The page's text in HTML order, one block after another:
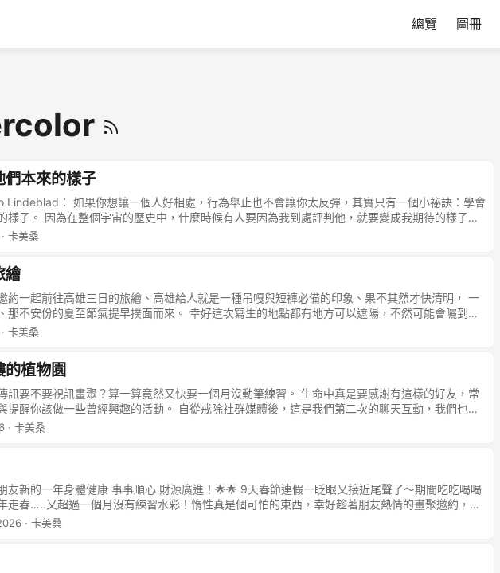
總覽 圖冊
們本來的樣子
Lindeblad： 如果你想讓一個人好相處，行為舉止也不會讓你太反彈，其實只有一個小祕訣：學會
樣子。 因為在整個宇宙的歷史中，什麼時候有人要因為我到處評判他，就要變成我期待的樣子？
這樣做!?實在神奇，簡直是太可愛了。我們認為自己無所不能。「我最清楚每個人應該是什麼樣
Natthiko Lindeblad的書籍"我可能錯了“拾得。 這句話讓我面對生活上人事物時多新增一種思考框
裡也有從商的關係，面對工作或社交時遇到的一些人，我其實很容易可以做表面…雖然不喜歡你
戴上面具並虛偽假裝…即使真的遇到不舒服或是不開心的狀況，我大部分都可以選擇避開…..所以
什麼運用的難度 …但是我內心有一種小聲音：你只是逃避。 是的，我應該真的只是逃避。 但是，
無法逃避的。常常只是看到對方做了某些行為，我的內心就開始一堆小劇場：你應該了解我，你
對你身體不好，你應該這樣子做…你應該怎樣怎樣巴拉巴拉…（族繁不及備載） 然後自己的情緒
我的控制欲。 是我的控制欲要求別人要符合我認為的樣子，如果達不到、那我就會…. 我就會像電
認為的樣子？ 我都忘了，家人們其實也都是各自獨立的個體，只是因為血緣的關係讓我們而有所
所接觸的環境從小就不一樣，當我跟對方說：你應該怎麼做，才會符合我心目中應該有的樣子？
的反省，過去很多對於家人的情緒態度，其實大多數是出自於我的掌控欲… 放 下 控 制。 所以決
即刻做任何情緒上的反應。 試想對方這個行為是為了什麼？取代直覺而來的否定。 以欣賞的角度
該行為的一種優點。 並持續努力學習中… 以上就是我本月同學會的分享。 這是我的「BlogBlog
5 月」的投稿文章。本月主題是「改變人生觀的一句話」，由 Eddie Lv 主持。如果你有自己的
起來參加！ 圖文不符區 為了不想把最近的畫聚再多發一則文章，因此把作品圖放在同一則貼文。
壓縮到900K以下…對於有在控制網路使用流量的朋友們先說一聲抱歉。 主題：正在寫生展示櫥窗
麼都可以創作的能力，而我卻還只是原地踏步….. 如果從前，我根本不會想要去試著描繪這樣的主
題選擇，恰恰點出我的弱點：不會欣賞平凡事物中的美。 看來多多外出寫生才是進步的方法。
· 卡美桑
繪
約一起前往高雄三日的旅繪、高雄給人就是一種吊嘎與短褲必備的印象、果不其然才快清明， 一
那不安份的夏至節氣提早撲面而來。 幸好這次寫生的地點都有地方可以遮陽，不然可能會曬到中
高雄的老師與好友帶著我到處寫生，到處吃，蠻開心的一次旅繪。 充滿回憶感的永富大旅社 雨天
· 卡美桑
的植物園
訊要不要視訊畫聚？算一算竟然又快要一個月沒動筆練習。 生命中真是要感謝有這樣的好友，常
提醒你該做一些曾經興趣的活動。 自從戒除社群媒體後，這是我們第二次的聊天互動，我們也會
況…這是一種與人互動的溫馨感覺。 當不再透過社群媒體只去按對方讚，而是面對面的真實感..這
題是朋友家的樓頂陽台種的超多植物，其實照片裡植物種類豐富而複雜～對少寫生的我實在是一種
試看看。 結構： 採用長型構圖並放棄透視線僅用前大後小的概念營造空間。 明暗： 採用下方三
三分之二亮部做差異，可惜因為明暗層次做的不佳，反而感覺雜亂。 色彩： 色彩以暖綠黃為主，
加上點綴色桔紅色跟高彩度粉藍。 質感： 這次嘗試不先打水而是直接用顏料上色慢慢地加疊並洗
· 卡美桑
友新的一年身體健康 事事順心 財源廣進！🌟🌟 9天春節連假一眨眼又接近尾聲了～期間吃吃喝喝
走春…..又超過一個月沒有練習水彩！惰性真是個可怕的東西，幸好趁著朋友熱情的畫聚邀約，完
這一張想玩灰色調，朋友在台南拍到的傍晚景色剛好很適合。 另外這張是年節期間跟朋友也玩一
身體健康 事事順心 財源廣進！🌟
· 卡美桑